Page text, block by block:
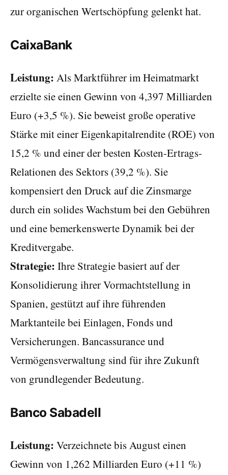
zur organischen Wertschöpfung gelenkt hat.
CaixaBank
Leistung: Als Marktführer im Heimatmarkt
erzielte sie einen Gewinn von 4,397 Milliarden
Euro (+3,5 %). Sie beweist große operative
Stärke mit einer Eigenkapitalrendite (ROE) von
15,2 % und einer der besten Kosten-Ertrags-
Relationen des Sektors (39,2 %). Sie
kompensiert den Druck auf die Zinsmarge
durch ein solides Wachstum bei den Gebühren
und eine bemerkenswerte Dynamik bei der
Kreditvergabe.
Strategie: Ihre Strategie basiert auf der
Konsolidierung ihrer Vormachtstellung in
Spanien, gestützt auf ihre führenden
Marktanteile bei Einlagen, Fonds und
Versicherungen. Bancassurance und
Vermögensverwaltung sind für ihre Zukunft
von grundlegender Bedeutung.
Banco Sabadell
Leistung: Verzeichnete bis August einen
Gewinn von 1,262 Milliarden Euro (+11 %)